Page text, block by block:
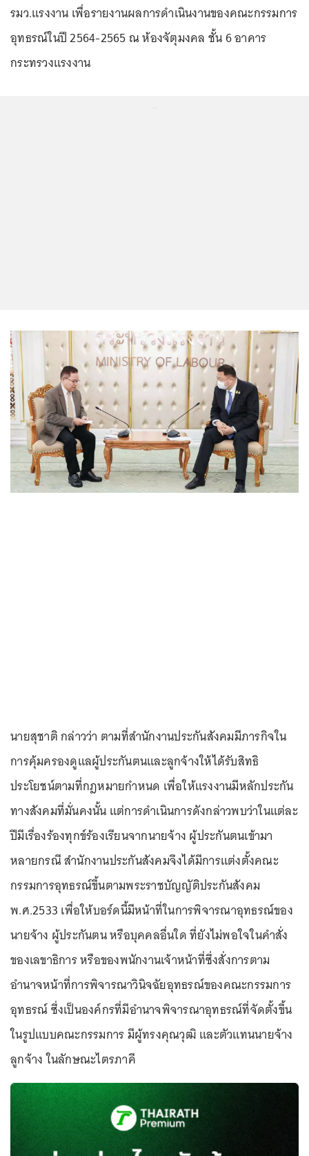
รมว.แรงงาน เพื่อรายงานผลการดำเนินงานของคณะกรรมการ
อุทธรณ์ในปี 2564-2565 ณ ห้องจัตุมงคล ชั้น 6 อาคาร
กระทรวงแรงงาน
นายสุชาติ กล่าวว่า ตามที่สำนักงานประกันสังคมมีภารกิจใน
การคุ้มครองดูแลผู้ประกันตนและลูกจ้างให้ได้รับสิทธิ
ประโยชน์ตามที่กฎหมายกำหนด เพื่อให้แรงงานมีหลักประกัน
ทางสังคมที่มั่นคงนั้น แต่การดำเนินการดังกล่าวพบว่าในแต่ละ
ปีมีเรื่องร้องทุกข์ร้องเรียนจากนายจ้าง ผู้ประกันตนเข้ามา
หลายกรณี สำนักงานประกันสังคมจึงได้มีการแต่งตั้งคณะ
กรรมการอุทธรณ์ขึ้นตามพระราชบัญญัติประกันสังคม
พ.ศ.2533 เพื่อให้บอร์ดนี้มีหน้าที่ในการพิจารณาอุทธรณ์ของ
นายจ้าง ผู้ประกันตน หรือบุคคลอื่นใด ที่ยังไม่พอใจในคำสั่ง
ของเลขาธิการ หรือของพนักงานเจ้าหน้าที่ซึ่งสั่งการตาม
อำนาจหน้าที่การพิจารณาวินิจฉัยอุทธรณ์ของคณะกรรมการ
อุทธรณ์ ซึ่งเป็นองค์กรที่มีอำนาจพิจารณาอุทธรณ์ที่จัดตั้งขึ้น
ในรูปแบบคณะกรรมการ มีผู้ทรงคุณวุฒิ และตัวแทนนายจ้าง
ลูกจ้าง ในลักษณะไตรภาคี